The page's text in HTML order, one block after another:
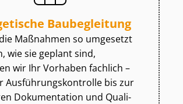
Baubegleitung
Maßnahmen so umgesetzt
wie sie geplant sind,
wir Ihr Vorhaben fachlich –
Aus­füh­rungs­kon­trol­le bis zur
Dokumentation und Qua­li­